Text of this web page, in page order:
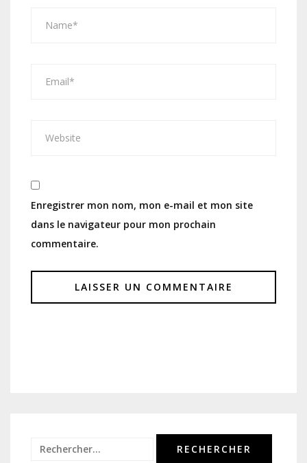
Enregistrer mon nom, mon e-mail et mon site
dans le navigateur pour mon prochain
commentaire.
Rechercher :